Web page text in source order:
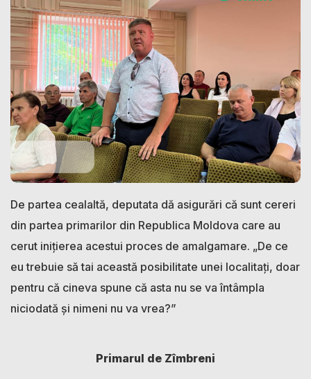
De partea cealaltă, deputata dă asigurări că sunt cereri
din partea primarilor din Republica Moldova care au
cerut inițierea acestui proces de amalgamare. „De ce
eu trebuie să tai această posibilitate unei localitați, doar
pentru că cineva spune că asta nu se va întâmpla
niciodată și nimeni nu va vrea?”
Primarul de Zîmbreni